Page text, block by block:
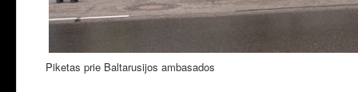
Piketas prie Baltarusijos ambasados